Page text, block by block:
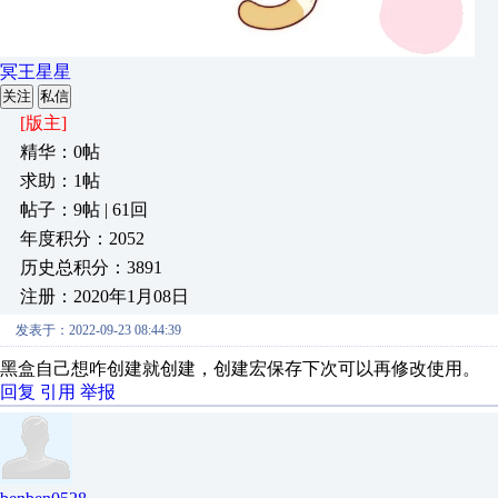
冥王星星
关注 私信
[版主]
精华：0帖
求助：1帖
帖子：9帖 | 61回
年度积分：2052
历史总积分：3891
注册：2020年1月08日
发表于：2022-09-23 08:44:39
黑盒自己想咋创建就创建，创建宏保存下次可以再修改使用。
回复 引用 举报